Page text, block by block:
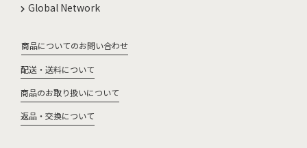
Global Network
商品についてのお問い合わせ
配送・送料について
商品のお取り扱いについて
返品・交換について